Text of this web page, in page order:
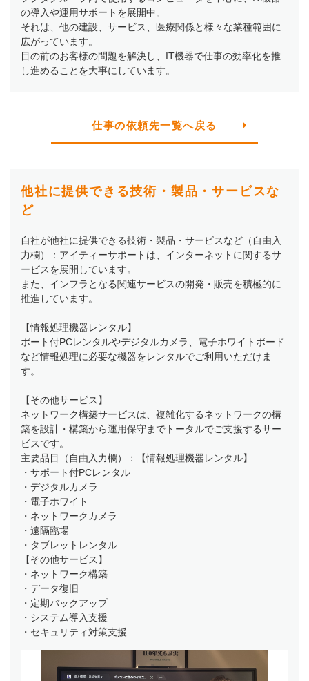
の導入や運用サポートを展開中。
それは、他の建設、サービス、医療関係と様々な業種範囲に
広がっています。
目の前のお客様の問題を解決し、IT機器で仕事の効率化を推
し進めることを大事にしています。
仕事の依頼先一覧へ戻る
他社に提供できる技術・製品・サービスな
ど
自社が他社に提供できる技術・製品・サービスなど（自由入
力欄）：アイティーサポートは、インターネットに関するサ
ービスを展開しています。
また、インフラとなる関連サービスの開発・販売を積極的に
推進しています。
【情報処理機器レンタル】
ポート付PCレンタルやデジタルカメラ、電子ホワイトボード
など情報処理に必要な機器をレンタルでご利用いただけま
す。
【その他サービス】
ネットワーク構築サービスは、複雑化するネットワークの構
築を設計・構築から運用保守までトータルでご支援するサー
ビスです。
主要品目（自由入力欄）：【情報処理機器レンタル】
・サポート付PCレンタル
・デジタルカメラ
・電子ホワイト
・ネットワークカメラ
・遠隔臨場
・タブレットレンタル
【その他サービス】
・ネットワーク構築
・データ復旧
・定期バックアップ
・システム導入支援
・セキュリティ対策支援